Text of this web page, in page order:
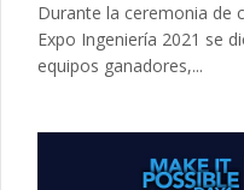
Durante la ceremonia de
Expo Ingeniería 2021 se
equipos ganadores,...